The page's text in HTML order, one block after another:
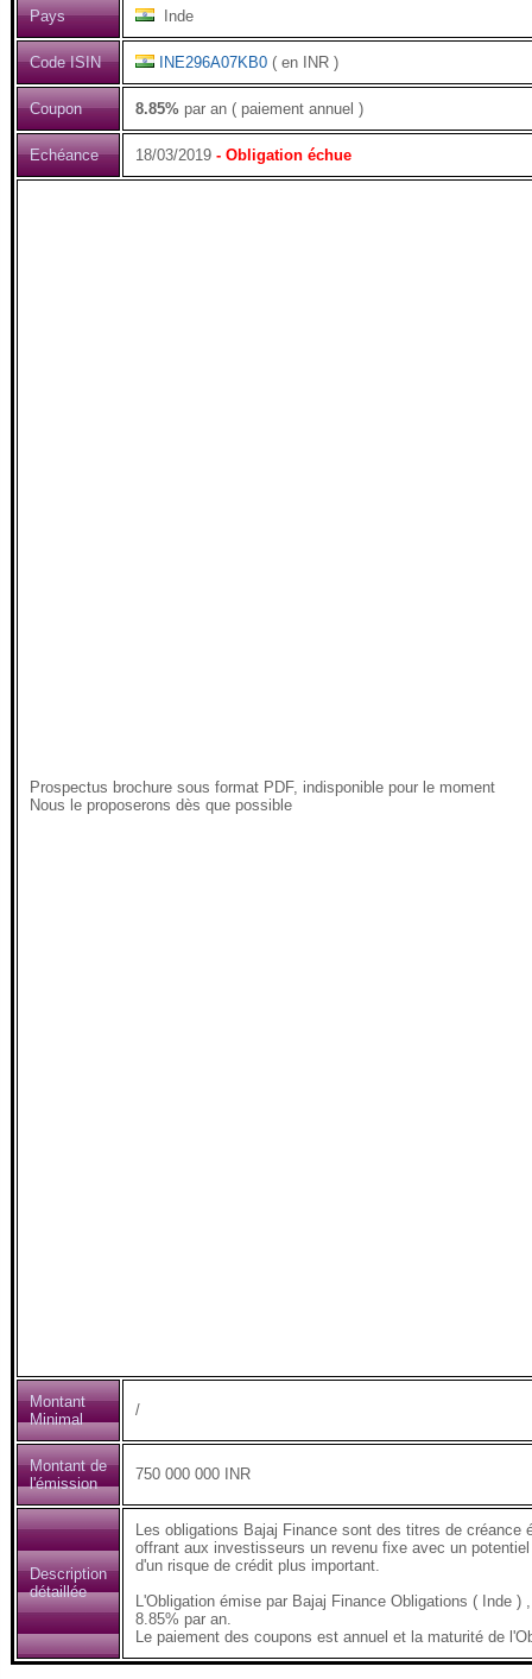
Pays Inde
Code ISIN INE296A07KB0 ( en INR )
Coupon 8.85% par an ( paiement annuel )
Echéance 18/03/2019 - Obligation échue
Prospectus brochure sous format PDF, indisponible pour le moment
Nous le proposerons dès que possible
Montant
Minimal
/
Montant de
l'émission
750 000 000 INR
Description
détaillée
Les obligations Bajaj Finance sont des titres de
offrant aux investisseurs un revenu fixe avec un
d'un risque de crédit plus important.
L'Obligation émise par Bajaj Finance Obligations ( Inde
8.85% par an.
Le paiement des coupons est annuel et la maturité de